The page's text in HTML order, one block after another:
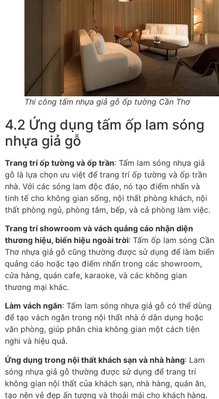
Thi công tấm nhựa giả gỗ ốp tường Cần Thơ
4.2 Ứng dụng tấm ốp lam sóng
nhựa giả gỗ
Trang trí ốp tường và ốp trần: Tấm lam sóng nhựa giả
gỗ là lựa chọn ưu việt để trang trí ốp tường và ốp trần
nhà. Với các sóng lam độc đáo, nó tạo điểm nhấn và
tinh tế cho không gian sống, nội thất phòng khách, nội
thất phòng ngủ, phòng tắm, bếp, và cả phòng làm việc.
Trang trí showroom và vách quảng cáo nhận diện
thương hiệu, biển hiệu ngoài trời: Tấm ốp lam sóng Cần
Thơ nhựa giả gỗ cũng thường được sử dụng để làm biển
quảng cáo hoặc tạo điểm nhấn trong các showroom,
cửa hàng, quán cafe, karaoke, và các không gian
thương mại khác.
Làm vách ngăn: Tấm lam sóng nhựa giả gỗ có thể dùng
để tạo vách ngăn trong nội thất nhà ở dân dụng hoặc
văn phòng, giúp phân chia không gian một cách tiện
nghi và hiệu quả.
Ứng dụng trong nội thất khách sạn và nhà hàng: Lam
sóng nhựa giả gỗ thường được sử dụng để trang trí
không gian nội thất của khách sạn, nhà hàng, quán ăn,
tạo nên vẻ đẹp ấn tượng và thoải mái cho khách hàng.